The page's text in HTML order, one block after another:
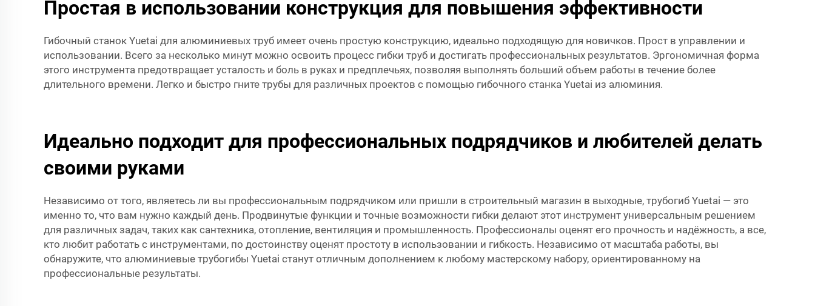
Простая в использовании конструкция для повышения эффективности
Гибочный станок Yuetai для алюминиевых труб имеет очень простую конструкцию, идеально подходящую для новичков. Прост в управлении и
использовании. Всего за несколько минут можно освоить процесс гибки труб и достигать профессиональных результатов. Эргономичная форма
этого инструмента предотвращает усталость и боль в руках и предплечьях, позволяя выполнять больший объем работы в течение более
длительного времени. Легко и быстро гните трубы для различных проектов с помощью гибочного станка Yuetai из алюминия.
Идеально подходит для профессиональных подрядчиков и любителей делать
своими руками
Независимо от того, являетесь ли вы профессиональным подрядчиком или пришли в строительный магазин в выходные, трубогиб Yuetai — это
именно то, что вам нужно каждый день. Продвинутые функции и точные возможности гибки делают этот инструмент универсальным решением
для различных задач, таких как сантехника, отопление, вентиляция и промышленность. Профессионалы оценят его прочность и надёжность, а все,
кто любит работать с инструментами, по достоинству оценят простоту в использовании и гибкость. Независимо от масштаба работы, вы
обнаружите, что алюминиевые трубогибы Yuetai станут отличным дополнением к любому мастерскому набору, ориентированному на
профессиональные результаты.